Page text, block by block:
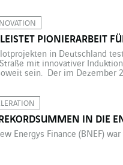
Gebietskörperschaften einen
PIONIERARBEIT
in Deutschland
mit innovativer
sein. Der im Dezember
IN DIE
Energys Finance (BNEF)